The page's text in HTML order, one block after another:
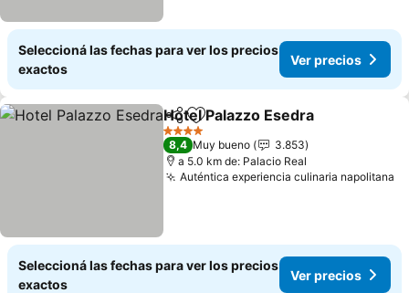
Seleccioná las fechas para ver los precios
exactos
Ver precios
CompartirAñadir a favoritos
Hotel Palazzo Esedra
4 Estrellas
8,4 Muy bueno
3.853
a 5.0 km de: Palacio Real
Auténtica experiencia culinaria napolitana
Seleccioná las fechas para ver los precios
exactos
Ver precios